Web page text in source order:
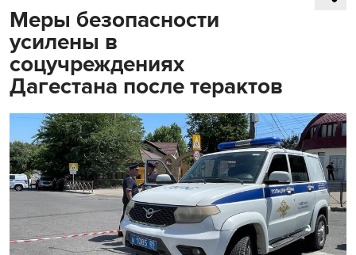
Меры безопасности
усилены в
соцучреждениях
Дагестана после терактов